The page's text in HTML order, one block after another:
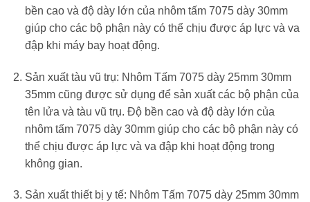
bền cao và độ dày lớn của nhôm tấm 7075 dày 30mm
giúp cho các bộ phận này có thể chịu được áp lực và va
đập khi máy bay hoạt động.
Sản xuất tàu vũ trụ: Nhôm Tấm 7075 dày 25mm 30mm
35mm cũng được sử dụng để sản xuất các bộ phận của
tên lửa và tàu vũ trụ. Độ bền cao và độ dày lớn của
nhôm tấm 7075 dày 30mm giúp cho các bộ phận này có
thể chịu được áp lực và va đập khi hoạt động trong
không gian.
Sản xuất thiết bị y tế: Nhôm Tấm 7075 dày 25mm 30mm